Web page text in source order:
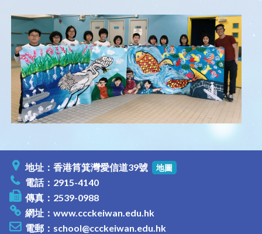
地址：香港筲箕灣愛信道39號 地圖
電話：2915-4140
傳真：2539-0988
網址： www.ccckeiwan.edu.hk
電郵： school@ccckeiwan.edu.hk